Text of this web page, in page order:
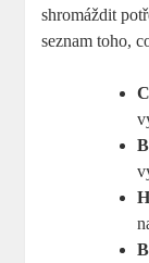
shromáždit
seznam toho,